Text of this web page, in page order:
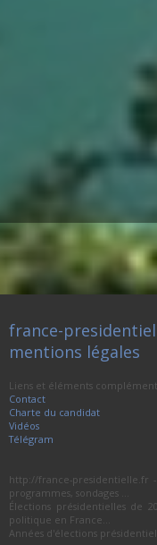
france-
mentions légales
Liens et éléments
Contact
Charte du candidat
Vidéos
Télégram
http://france-presidentielle.fr
programmes, sondages ...
Élections présidentielles de
politique en France...
Années d'élections